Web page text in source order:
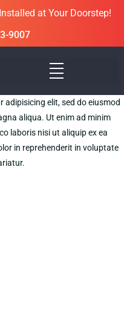
at Your Doorstep!
9007
adipisicing elit, sed do eiusmod
aliqua. Ut enim ad minim
laboris nisi ut aliquip ex ea
in reprehenderit in voluptate